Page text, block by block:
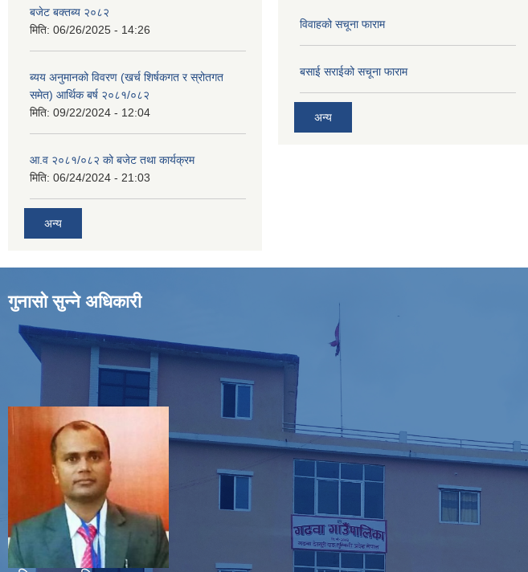
बजेट बक्तब्य २०८२
मिति: 06/26/2025 - 14:26
ब्यय अनुमानको विवरण (खर्च शिर्षकगत र स्रोतगत
समेत) आर्थिक बर्ष २०८१/०८२
मिति: 09/22/2024 - 12:04
आ.व २०८१/०८२ को बजेट तथा कार्यक्रम
मिति: 06/24/2024 - 21:03
अन्य
विवाहको सचूना फाराम
बसाई सराईको सचूना फाराम
अन्य
गुनासो सुन्ने अधिकारी